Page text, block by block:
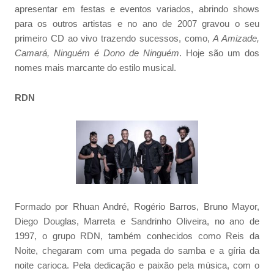
apresentar em festas e eventos variados, abrindo shows
para os outros artistas e no ano de 2007 gravou o seu
primeiro CD ao vivo trazendo sucessos, como,A Amizade,
Camará, Ninguém é Dono de Ninguém. Hoje são um dos
nomes mais marcante do estilo musical.
RDN
Formado por Rhuan André, Rogério Barros, Bruno Mayor,
Diego Douglas, Marreta e Sandrinho Oliveira, no ano de
1997, o grupo RDN, também conhecidos como Reis da
Noite, chegaram com uma pegada do samba e a gíria da
noite carioca. Pela dedicação e paixão pela música, com o